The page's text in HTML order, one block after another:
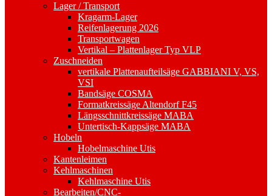
Lager / Transport
Kragarm-Lager
Reifenlagerung 2026
Transportwagen
Vertikal – Plattenlager Typ VLP
Zuschneiden
vertikale Plattenaufteilsäge GABBIANI V, VS,
VSI
Bandsäge COSMA
Formatkreissäge Altendorf F45
Längsschnittkreissäge MABA
Untertisch-Kappsäge MABA
Hobeln
Hobelmaschine Utis
Kantenleimen
Kehlmaschinen
Kehlmaschine Utis
Bearbeiten/CNC-